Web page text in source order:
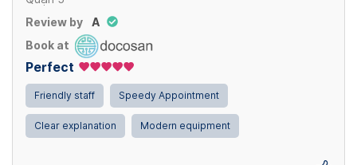
Review by
A
Book at
Perfect
Friendly staff Speedy Appointment
Clear explanation Modern equipment